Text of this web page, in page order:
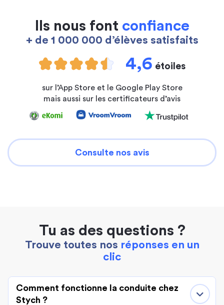
Ils nous font confiance
+ de 1 000 000 d’élèves satisfaits
4,6 étoiles
sur l’App Store et le Google Play Store
mais aussi sur les certificateurs d’avis
Consulte nos avis
Tu as des questions ?
Trouve toutes nos réponses en un
clic
Comment fonctionne la conduite chez
Stych ?